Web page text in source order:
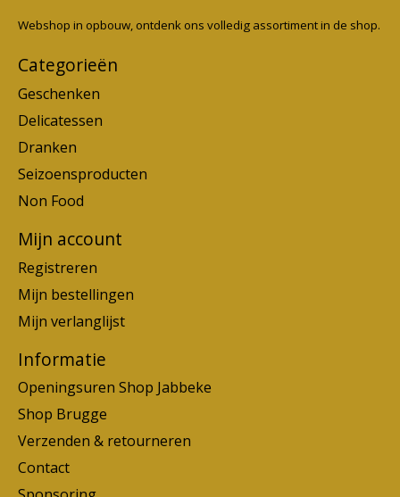
Webshop in opbouw, ontdenk ons volledig assortiment in de shop.
Categorieën
Geschenken
Delicatessen
Dranken
Seizoensproducten
Non Food
Mijn account
Registreren
Mijn bestellingen
Mijn verlanglijst
Informatie
Openingsuren Shop Jabbeke
Shop Brugge
Verzenden & retourneren
Contact